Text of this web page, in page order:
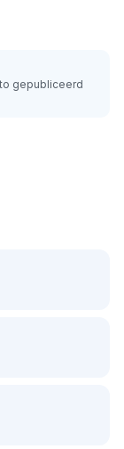
gepubliceerd